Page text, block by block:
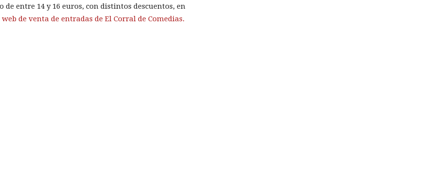
entre 14 y 16 euros, con distintos descuentos, en
web de venta de entradas de El Corral de Comedias.